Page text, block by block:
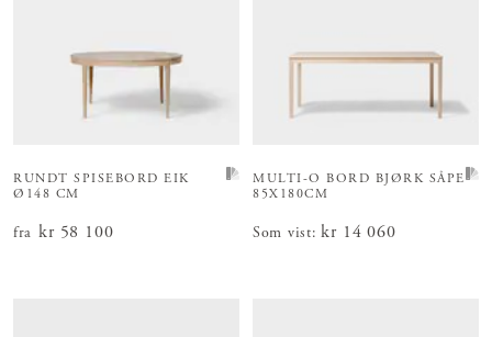
RUNDT SPISEBORD EIK
Ø148 CM
fra Pris: kr 58 100
kr 58 100
MULTI-O BORD BJØRK SÅPE
85X180CM
Som vist: Pris: kr 14 060
kr 14 060